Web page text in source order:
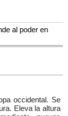
al poder en
occidental. Se
Eleva la altura